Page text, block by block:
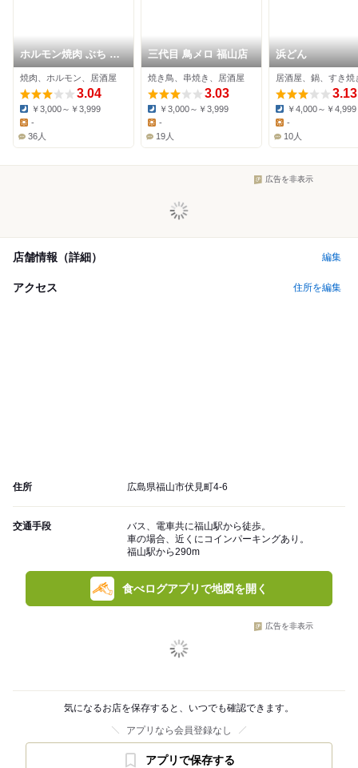
ホルモン焼肉 ぶち 福
山駅前店
焼肉、ホルモン、居酒屋
3.04
Dinner:
￥3,000～￥3,999
Lunch:
-
36人
三代目 鳥メロ 福山店
焼き鳥、串焼き、居酒屋
3.03
Dinner:
￥3,000～￥3,999
Lunch:
-
19人
浜どん
居酒屋、鍋、すき焼
3.13
Dinner:
￥4,000～￥4,999
Lunch:
-
10人
広告を非表示
店舗情報（詳細） 編集
アクセス 住所を編集
住所 広島県福山市伏見町4-6
交通手段
バス、電車共に福山駅から徒歩。
車の場合、近くにコインパーキングあり。
福山駅から290m
食べログアプリで地図を開く
広告を非表示
気になるお店を保存すると、いつでも確認できます。
アプリなら会員登録なし
アプリで保存する